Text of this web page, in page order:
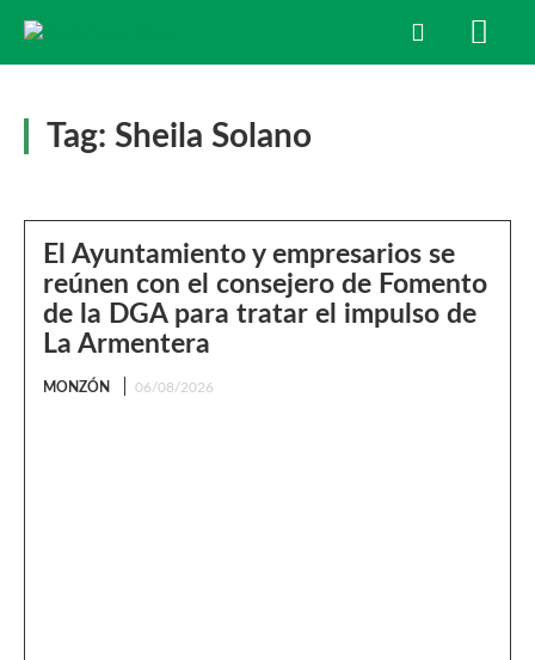
Tag: Sheila Solano
El Ayuntamiento y empresarios se
reúnen con el consejero de Fomento
de la DGA para tratar el impulso de
La Armentera
MONZÓN 06/08/2026